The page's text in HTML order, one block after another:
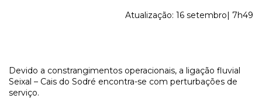
Atualização: 16 setembro| 7h49
Devido a constrangimentos operacionais, a ligação fluvial
Seixal – Cais do Sodré encontra-se com perturbações de
serviço.